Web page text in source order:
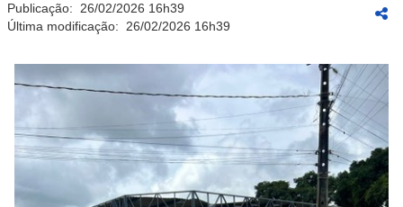
Publicação: 26/02/2026 16h39
Última modificação: 26/02/2026 16h39